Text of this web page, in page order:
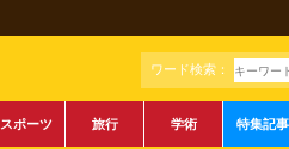
ワード検索：
スポーツ 旅行 学術 特集記事